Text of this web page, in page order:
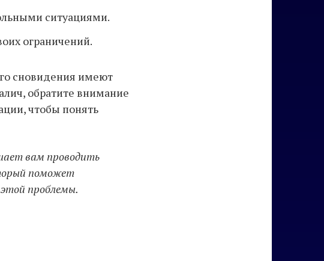
ситуациями.
ограничений.
сновидения имеют
обратите внимание
чтобы понять
вам проводить
поможет
проблемы.